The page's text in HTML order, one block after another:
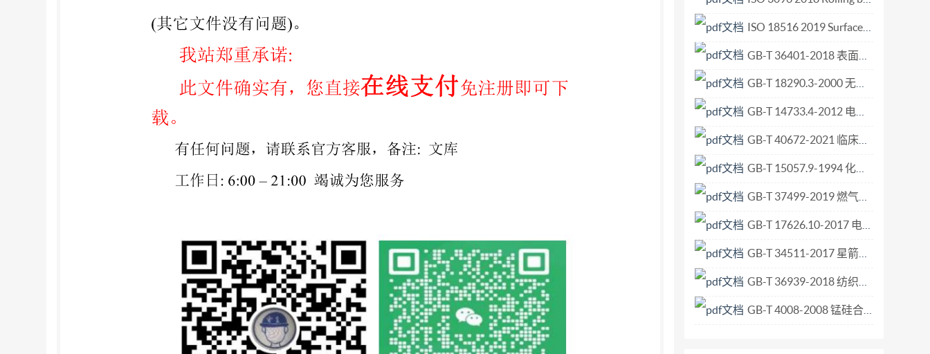
ISO 18516 2019 Surface chemical analysis — Determination of lateral resolution and sharpness in beam based methods with a range from nanometres to micrometres.pdf
GB-T 36401-2018 表面化学分析 X射线光电子能谱 薄膜分析结果的报告.pdf
GB-T 18290.3-2000 无焊连接 第3部分 可接触无焊绝缘位移连接 一般要求、试验方法和使用导则.pdf
GB-T 14733.4-2012 电信术语 电信中的交换和信令.pdf
GB-T 40672-2021 临床实验室检验 抗菌剂敏感试验脱水MH琼脂和肉汤可接受批标准.pdf
GB-T 15057.9-1994 化工用石灰石中磷含量的测定 钼蓝分光光度法.pdf
GB-T 37499-2019 燃气燃烧器和燃烧器具用安全和控制装置 特殊要求 自动和半自动阀.pdf
GB-T 17626.10-2017 电磁兼容 试验和测量技术 阻尼振荡磁场抗扰度试验.pdf
GB-T 34511-2017 星箭分离远场分析要素.pdf
GB-T 36939-2018 纺织机械 棉纺并条机 术语、定义和结构原理.pdf
GB-T 4008-2008 锰硅合金.pdf